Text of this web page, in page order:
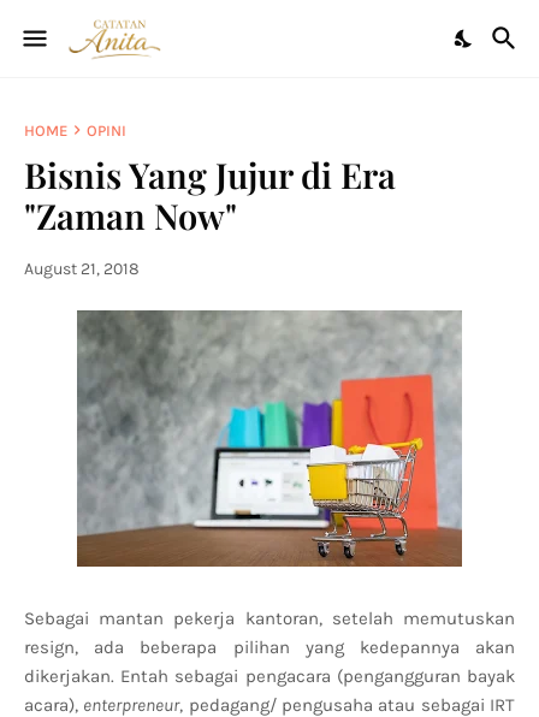
HOME OPINI
Bisnis Yang Jujur di Era
"Zaman Now"
August 21, 2018
Sebagai mantan pekerja kantoran, setelah memutuskan
resign, ada beberapa pilihan yang kedepannya akan
dikerjakan. Entah sebagai pengacara (pengangguran bayak
acara), enterpreneur, pedagang/ pengusaha atau sebagai IRT